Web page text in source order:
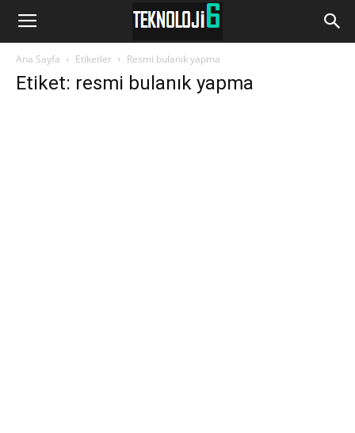
www.Teknoloji6.com
Ana Sayfa Etiketler Resmi bulanık yapma
Etiket: resmi bulanık yapma